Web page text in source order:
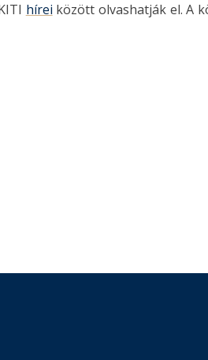
hírei között olvashatják el. A